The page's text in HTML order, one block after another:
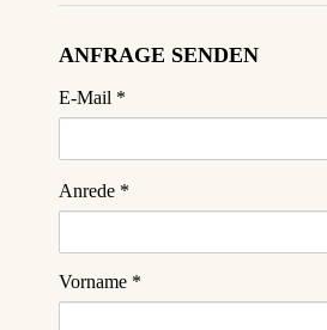
ANFRAGE SENDEN
E-Mail
Anrede
Vorname